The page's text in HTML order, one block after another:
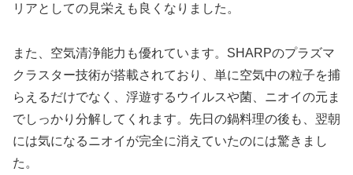
リアとしての見栄えも良くなりました。
また、空気清浄能力も優れています。SHARPのプラズマ
クラスター技術が搭載されており、単に空気中の粒子を捕
らえるだけでなく、浮遊するウイルスや菌、ニオイの元ま
でしっかり分解してくれます。先日の鍋料理の後も、翌朝
には気になるニオイが完全に消えていたのには驚きまし
た。